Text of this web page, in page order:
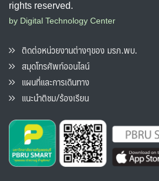
rights reserved.
by Digital Technology Center
ติดต่อหน่วยงานต่างๆของ มรภ.พบ.
สมุดโทรศัพท์ออนไลน์
แผนที่และการเดินทาง
แนะนำติชม/ร้องเรียน